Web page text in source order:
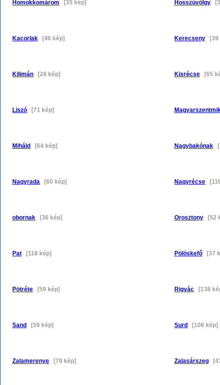
Homokkomárom [35 kép] Hosszúvölgy
Kacorlak [46 kép] Kerecseny [39
Kilimán [28 kép] Kisrécse [65
Liszó [71 kép]
Miháld [64 kép] Nagybakónak
Nagyrada [60 kép] Nagyrécse
obornak [36 kép] Orosztony [52
Pat [118 kép] Pölöskefő [37
Pötréte [59 kép] Rigyác [138
Sand [59 kép] Surd [106 kép]
Zalamerenye [79 kép] Zalasárszeg